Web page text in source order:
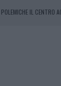
IL CENTRO